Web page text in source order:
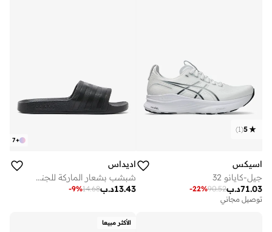
5
(
1
)
اسيكس
جيل-كايانو 32
د.ب71.03
90.52
-22%
توصيل مجاني
+
7
اديداس
شبشب بشعار الماركة للجنسين
د.ب13.43
14.68
-9%
الأكثر مبيعا